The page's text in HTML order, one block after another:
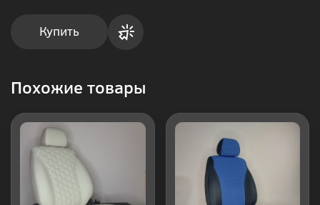
Купить
Похожие товары